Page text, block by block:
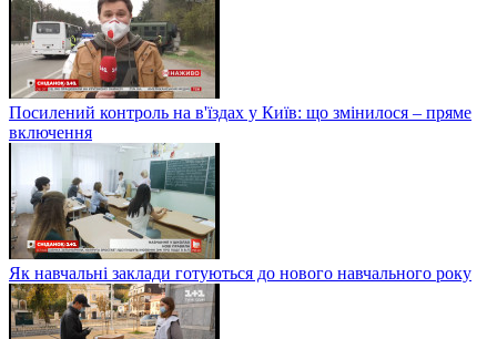
Посилений контроль на в'їздах у Київ: що змінилося – пряме
включення
Як навчальні заклади готуються до нового навчального року